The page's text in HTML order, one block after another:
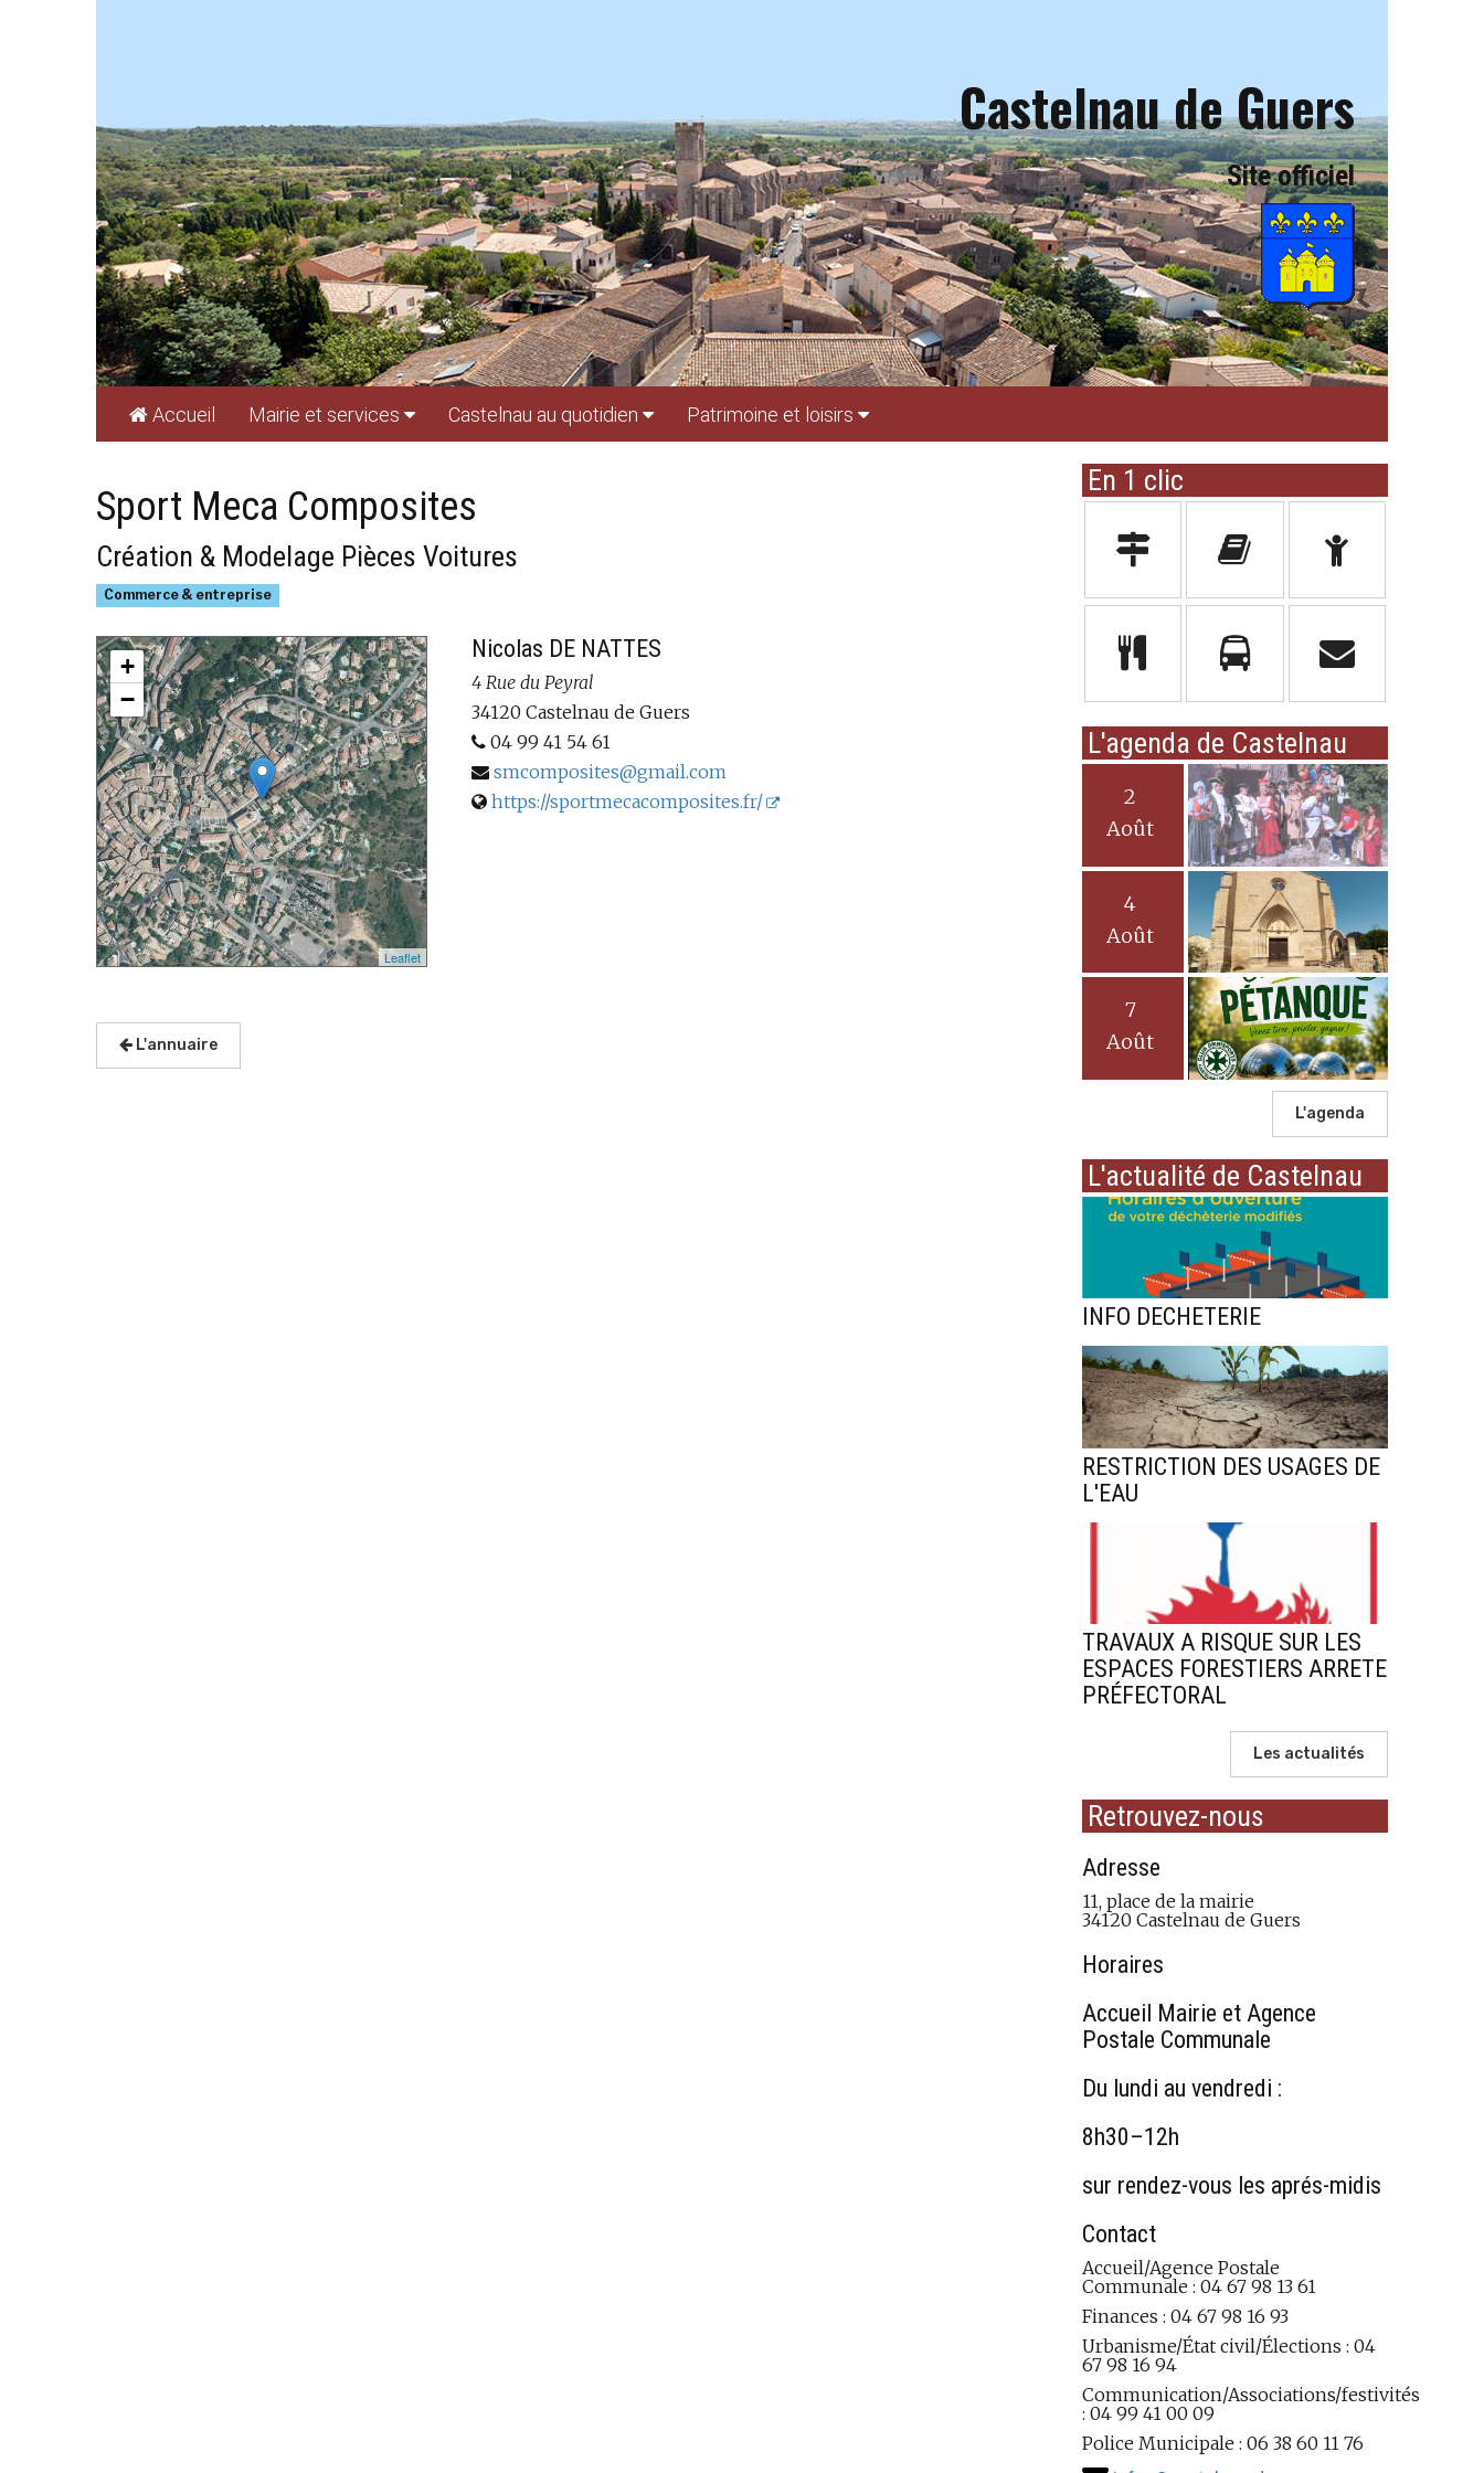
Castelnau de Guers
Site officiel
Accueil Mairie et services Castelnau au quotidien Patrimoine et loisirs
Sport Meca Composites
Création & Modelage Pièces Voitures
Commerce & entreprise
+
−
Leaflet
Nicolas DE NATTES
4 Rue du Peyral
34120 Castelnau de Guers
04 99 41 54 61
smcomposites@gmail.com
https://sportmecacomposites.fr/
L'annuaire
En 1 clic
L'agenda de Castelnau
2
Août
4
Août
7
Août
L'agenda
L'actualité de Castelnau
INFO DECHETERIE
RESTRICTION DES USAGES DE
L'EAU
TRAVAUX A RISQUE SUR LES
ESPACES FORESTIERS ARRETE
PRÉFECTORAL
Les actualités
Retrouvez-nous
Adresse
11, place de la mairie
34120 Castelnau de Guers
Horaires
Accueil Mairie et Agence
Postale Communale
Du lundi au vendredi :
8h30–12h
sur rendez-vous les aprés-midis
Contact
Accueil/Agence Postale
Communale : 04 67 98 13 61
Finances : 04 67 98 16 93
Urbanisme/État civil/Élections : 04
67 98 16 94
Communication/Associations/festivités
: 04 99 41 00 09
Police Municipale : 06 38 60 11 76